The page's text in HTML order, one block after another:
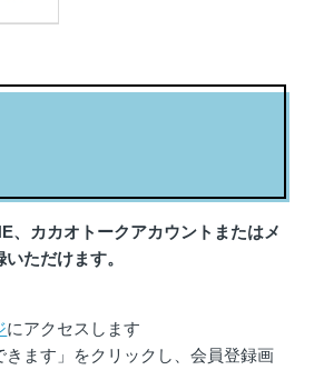
、カカオトークアカウントまたはメ
ただけます。
にアクセスします
ます」をクリックし、会員登録画